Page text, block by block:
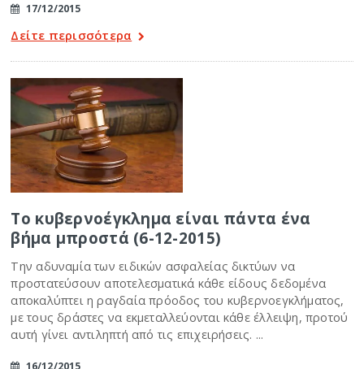
17/12/2015
Δείτε περισσότερα
Το κυβερνοέγκλημα είναι πάντα ένα
βήμα μπροστά (6-12-2015)
Την αδυναμία των ειδικών ασφαλείας δικτύων να
προστατεύσουν αποτελεσματικά κάθε είδους δεδομένα
αποκαλύπτει η ραγδαία πρόοδος του κυβερνοεγκλήματος,
με τους δράστες να εκμεταλλεύονται κάθε έλλειψη, προτού
αυτή γίνει αντιληπτή από τις επιχειρήσεις. ...
16/12/2015